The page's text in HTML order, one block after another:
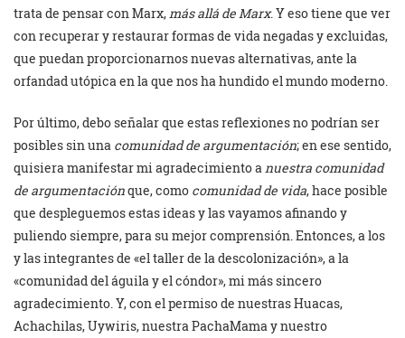
trata de pensar con Marx, más allá de Marx. Y eso tiene que ver
con recuperar y restaurar formas de vida negadas y excluidas,
que puedan proporcionarnos nuevas alternativas, ante la
orfandad utópica en la que nos ha hundido el mundo moderno.
Por último, debo señalar que estas reflexiones no podrían ser
posibles sin una comunidad de argumentación; en ese sentido,
quisiera manifestar mi agradecimiento a nuestra comunidad
de argumentaciónque, como comunidad de vida, hace posible
que despleguemos estas ideas y las vayamos afinando y
puliendo siempre, para su mejor comprensión. Entonces, a los
y las integrantes de «el taller de la descolonización», a la
«comunidad del águila y el cóndor», mi más sincero
agradecimiento. Y, con el permiso de nuestras Huacas,
Achachilas, Uywiris, nuestra PachaMama y nuestro